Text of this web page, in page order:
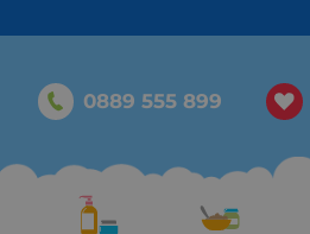
0889 555 899